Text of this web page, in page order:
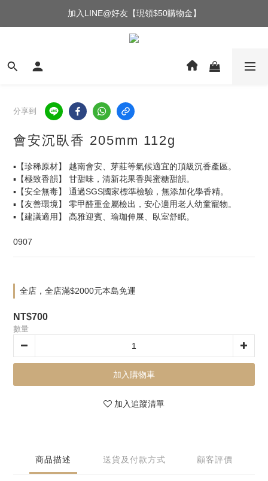
加入LINE@好友【現領$50購物金】
分享到
會安沉臥香 205mm 112g
▪️【珍稀原材】 越南會安、芽莊等氣候適宜的頂級沉香產區。
▪️【極致香韻】 甘甜味，清新花果香與蜜糖甜韻。
▪️【安全無毒】 通過SGS國家標準檢驗，無添加化學香精。
▪️【友善環境】 零甲醛重金屬檢出，安心適用老人幼童寵物。
▪️【建議適用】 高雅迎賓、瑜珈伸展、臥室舒眠。
0907
全店，全店滿$2000元本島免運
NT$700
數量
加入購物車
加入追蹤清單
商品描述 送貨及付款方式 顧客評價